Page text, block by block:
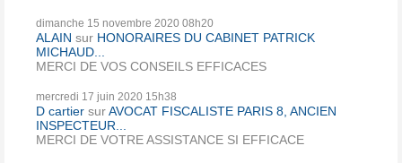
dimanche 15 novembre 2020 08h20
ALAIN sur HONORAIRES DU CABINET PATRICK
MICHAUD...
MERCI DE VOS CONSEILS EFFICACES
mercredi 17 juin 2020 15h38
D cartier surAVOCAT FISCALISTE PARIS 8, ANCIEN
INSPECTEUR...
MERCI DE VOTRE ASSISTANCE SI EFFICACE